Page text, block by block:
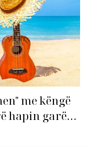
me këngë
hapin garën